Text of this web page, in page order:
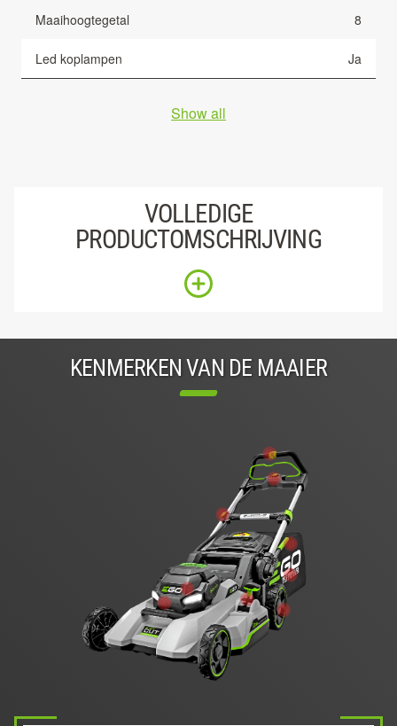
Maaihoogtegetal 8
Led koplampen Ja
Show all
VOLLEDIGE
PRODUCTOMSCHRIJVING
KENMERKEN VAN DE MAAIER